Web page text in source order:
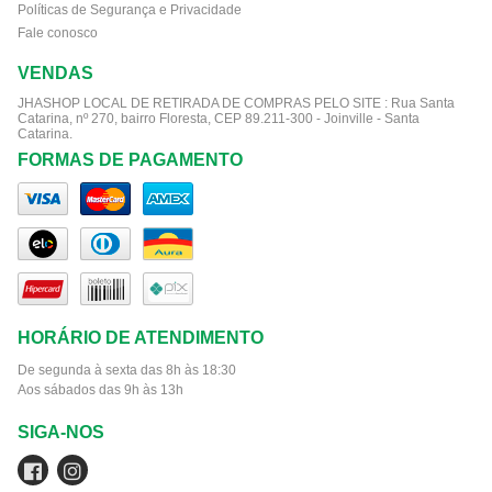
Políticas de Segurança e Privacidade
Fale conosco
VENDAS
JHASHOP LOCAL DE RETIRADA DE COMPRAS PELO SITE : Rua Santa
Catarina, nº 270, bairro Floresta, CEP 89.211-300 - Joinville - Santa
Catarina.
FORMAS DE PAGAMENTO
HORÁRIO DE ATENDIMENTO
De segunda à sexta das 8h às 18:30
Aos sábados das 9h às 13h
SIGA-NOS